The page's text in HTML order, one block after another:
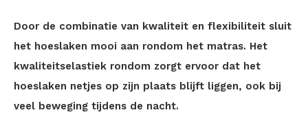
Door de combinatie van kwaliteit en flexibiliteit sluit
het hoeslaken mooi aan rondom het matras. Het
kwaliteitselastiek rondom zorgt ervoor dat het
hoeslaken netjes op zijn plaats blijft liggen, ook bij
veel beweging tijdens de nacht.